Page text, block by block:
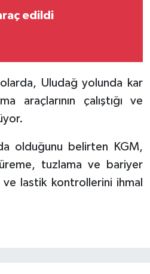
edildi
Uludağ yolunda kar
araçlarının çalıştığı ve
olduğunu belirten KGM,
tuzlama ve bariyer
ve lastik kontrollerini ihmal